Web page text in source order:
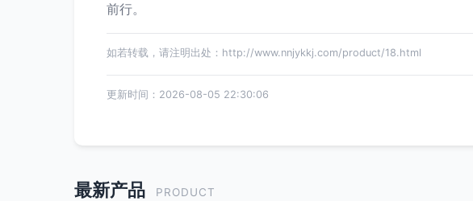
前行。
如若转载，请注明出处：http://www.nnjykkj.com/product/18.html
更新时间：2026-08-05 22:30:06
最新产品 PRODUCT